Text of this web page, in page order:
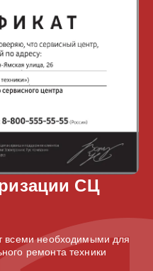
СЦ
всеми необходимыми для
ремонта техники